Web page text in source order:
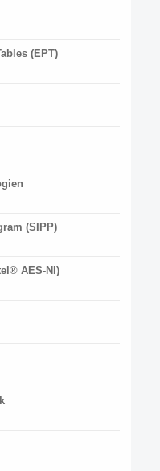
(EPT)
(SIPP)
AES-NI)